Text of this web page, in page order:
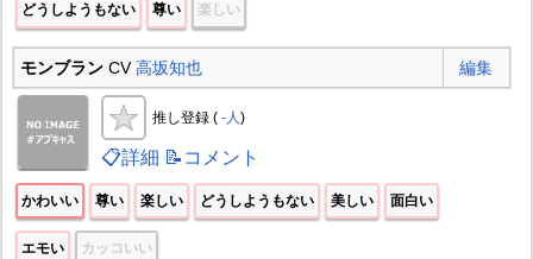
どうしようもない 尊い 楽しい
モンブランCV高坂知也 編集
推し登録 ( -人)
📋詳細 📝コメント
かわいい 尊い 楽しい どうしようもない 美しい 面白い
エモい カッコいい